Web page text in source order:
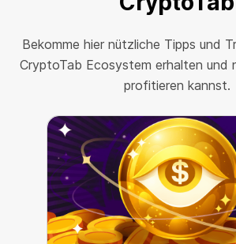
Bekomme hier nützliche Tipps und
CryptoTab Ecosystem erhalten und
profitieren kannst.